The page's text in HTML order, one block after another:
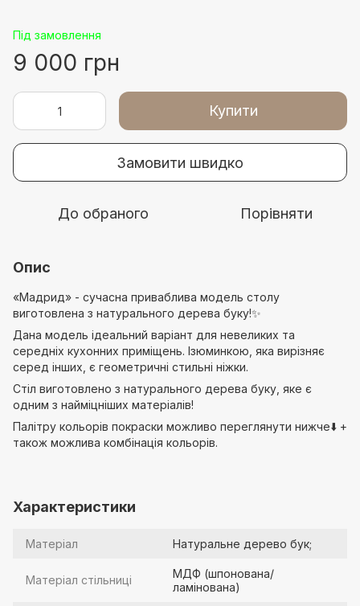
Під замовлення
9 000 грн
Купити
Замовити швидко
До обраного Порівняти
Опис
«Мадрид» - сучасна приваблива модель столу
виготовлена з натурального дерева буку!✨
Дана модель ідеальний варіант для невеликих та
середніх кухонних приміщень. Ізюминкою, яка вирізняє
серед інших, є геометричні стильні ніжки.
Стіл виготовлено з натурального дерева буку, яке є
одним з найміцніших матеріалів!
Палітру кольорів покраски можливо переглянути нижче⬇️ +
також можлива комбінація кольорів.
Характеристики
Матеріал Натуральне дерево бук;
Матеріал стільниці
МДФ (шпонована/
ламінована)